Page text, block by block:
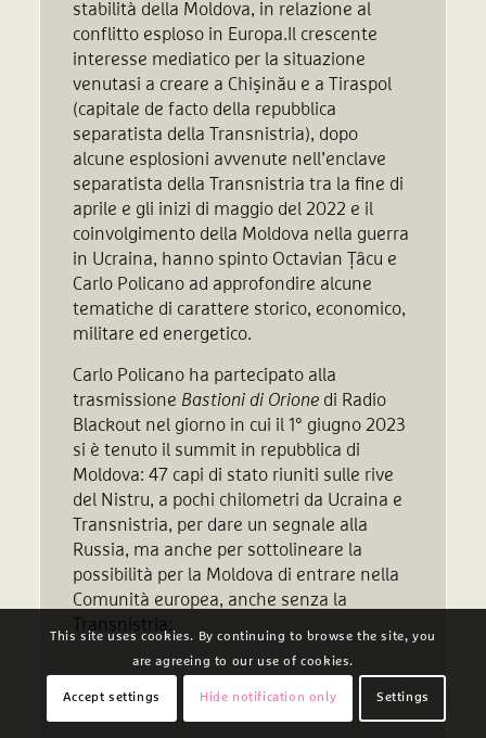
stabilità della Moldova, in relazione al
conflitto esploso in Europa.Il crescente
interesse mediatico per la situazione
venutasi a creare a Chişinău e a Tiraspol
(capitale de facto della repubblica
separatista della Transnistria), dopo
alcune esplosioni avvenute nell’enclave
separatista della Transnistria tra la fine di
aprile e gli inizi di maggio del 2022 e il
coinvolgimento della Moldova nella guerra
in Ucraina, hanno spinto Octavian Țâcu e
Carlo Policano ad approfondire alcune
tematiche di carattere storico, economico,
militare ed energetico.
Carlo Policano ha partecipato alla
trasmissione Bastioni di Orionedi Radio
Blackout nel giorno in cui il 1° giugno 2023
si è tenuto il summit in repubblica di
Moldova: 47 capi di stato riuniti sulle rive
del Nistru, a pochi chilometri da Ucraina e
Transnistria, per dare un segnale alla
Russia, ma anche per sottolineare la
possibilità per la Moldova di entrare nella
Comunità europea, anche senza la
Transnistria:
This site uses cookies. By continuing to browse the site, you
are agreeing to our use of cookies.
Accept settings Hide notification only Settings